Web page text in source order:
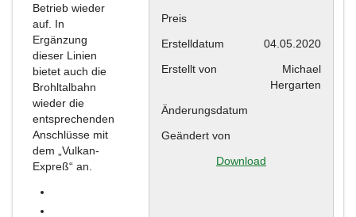
Betrieb wieder
auf. In
Ergänzung
dieser Linien
bietet auch die
Brohltalbahn
wieder die
entsprechenden
Anschlüsse mit
dem „Vulkan-
Expreß“ an.
Preis
Erstelldatum
04.05.2020
Erstellt von
Michael
Hergarten
Änderungsdatum
Geändert von
Download